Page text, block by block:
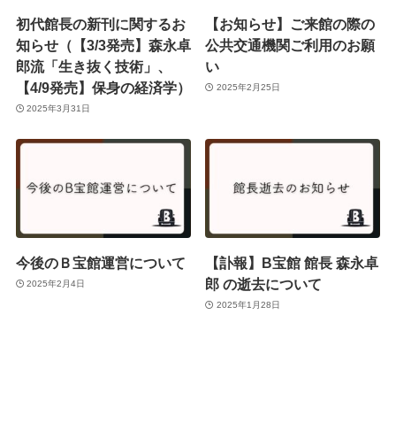
初代館長の新刊に関するお
知らせ（【3/3発売】森永卓
郎流「生き抜く技術」、
【4/9発売】保身の経済学）
2025年3月31日
【お知らせ】ご来館の際の
公共交通機関ご利用のお願
い
2025年2月25日
今後のＢ宝館運営について
2025年2月4日
【訃報】B宝館 館長 森永卓
郎 の逝去について
2025年1月28日